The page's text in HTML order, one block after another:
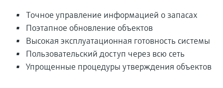
Точное управление информацией о запасах
Поэтапное обновление объектов
Высокая эксплуатационная готовность системы
Пользовательский доступ через всю сеть
Упрощенные процедуры утверждения объектов